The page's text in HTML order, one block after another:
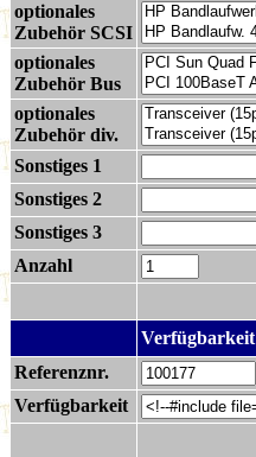
optionales
Zubehör SCSI
optionales
Zubehör Bus
optionales
Zubehör div.
Sonstiges 1
Sonstiges 2
Sonstiges 3
Anzahl
Verfügbarkeit
Referenznr.
Verfügbarkeit